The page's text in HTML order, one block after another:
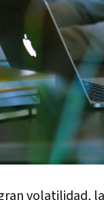
volatilidad,